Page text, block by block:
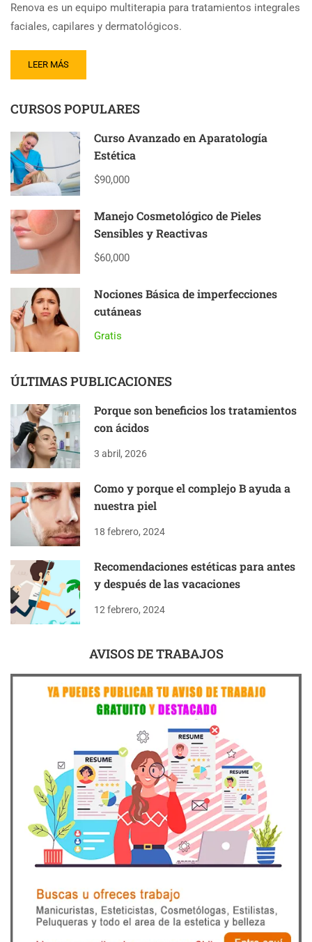
Renova es un equipo multiterapia para tratamientos integrales
faciales, capilares y dermatológicos.
READ
MORE
RENOVA
MULTITERAPIA
FACIAL
LEER MÁS
CURSOS POPULARES
Curso Avanzado en Aparatología
Estética
$90,000
Manejo Cosmetológico de Pieles
Sensibles y Reactivas
$60,000
Nociones Básica de imperfecciones
cutáneas
Gratis
ÚLTIMAS PUBLICACIONES
Porque son beneficios los tratamientos
con ácidos
3 abril, 2026
Como y porque el complejo B ayuda a
nuestra piel
18 febrero, 2024
Recomendaciones estéticas para antes
y después de las vacaciones
12 febrero, 2024
AVISOS DE TRABAJOS